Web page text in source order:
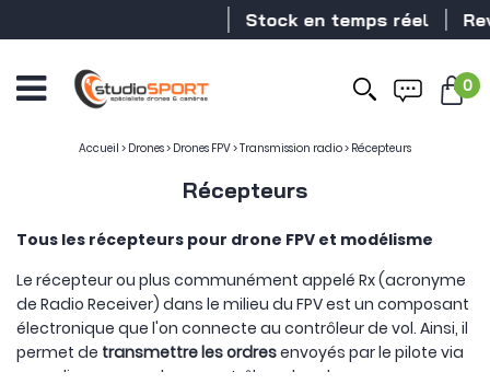
Stock en temps réel Revendeur
0
Accueil > Drones> Drones FPV>Transmission radio> Récepteurs
Récepteurs
Tous les récepteurs pour drone FPV et modélisme
Le récepteur ou plus communément appelé Rx (acronyme
de Radio Receiver) dans le milieu du FPV est un composant
électronique que l'on connecte au contrôleur de vol. Ainsi, il
permet de transmettre les ordresenvoyés par le pilote via
sa radiocommande au contrôleur de vol.